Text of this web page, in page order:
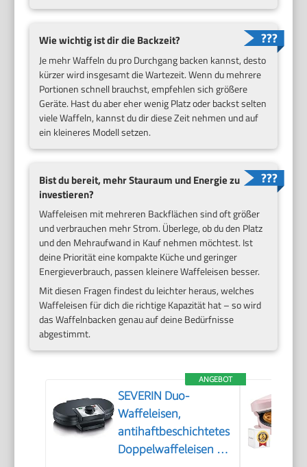
Wie wichtig ist dir die Backzeit?
Je mehr Waffeln du pro Durchgang backen kannst, desto
kürzer wird insgesamt die Wartezeit. Wenn du mehrere
Portionen schnell brauchst, empfehlen sich größere
Geräte. Hast du aber eher wenig Platz oder backst selten
viele Waffeln, kannst du dir diese Zeit nehmen und auf
ein kleineres Modell setzen.
Bist du bereit, mehr Stauraum und Energie zu
investieren?
Waffeleisen mit mehreren Backflächen sind oft größer
und verbrauchen mehr Strom. Überlege, ob du den Platz
und den Mehraufwand in Kauf nehmen möchtest. Ist
deine Priorität eine kompakte Küche und geringer
Energieverbrauch, passen kleinere Waffeleisen besser.
Mit diesen Fragen findest du leichter heraus, welches
Waffeleisen für dich die richtige Kapazität hat – so wird
das Waffelnbacken genau auf deine Bedürfnisse
abgestimmt.
ANGEBOT
SEVERIN Duo-
Waffeleisen,
antihaftbeschichtetes
Doppelwaffeleisen für